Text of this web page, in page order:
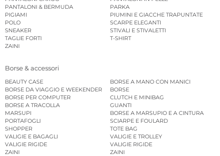
PANTALONI & BERMUDA
PARKA
PIGIAMI
PIUMINI E GIACCHE TRAPUNTATE
POLO
SCARPE ELEGANTI
SNEAKER
STIVALI E STIVALETTI
TAGLIE FORTI
T-SHIRT
ZAINI
Borse & accessori
BEAUTY CASE
BORSE A MANO CON MANICI
BORSE DA VIAGGIO E WEEKENDER
BORSE
BORSE PER COMPUTER
CLUTCH E MINIBAG
BORSE A TRACOLLA
GUANTI
MARSUPI
BORSE A MARSUPIO E A CINTURA
PORTAFOGLI
SCIARPE E FOULARD
SHOPPER
TOTE BAG
VALIGIE E BAGAGLI
VALIGIE E TROLLEY
VALIGIE RIGIDE
VALIGIE RIGIDE
ZAINI
ZAINI